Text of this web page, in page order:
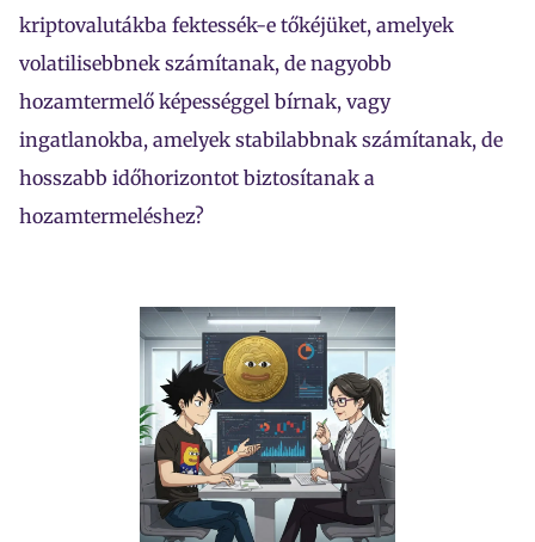
kriptovalutákba fektessék-e tőkéjüket, amelyek
volatilisebbnek számítanak, de nagyobb
hozamtermelő képességgel bírnak, vagy
ingatlanokba, amelyek stabilabbnak számítanak, de
hosszabb időhorizontot biztosítanak a
hozamtermeléshez?